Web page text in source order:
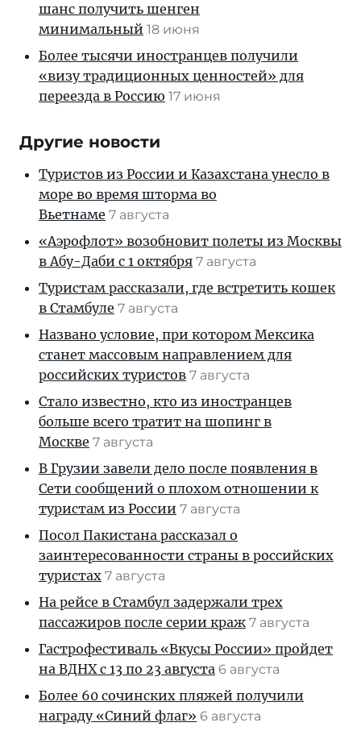
шанс получить шенген
минимальный 18 июня
Более тысячи иностранцев получили
«визу традиционных ценностей» для
переезда в Россию 17 июня
Другие новости
Туристов из России и Казахстана унесло в
море во время шторма во
Вьетнаме 7 августа
«Аэрофлот» возобновит полеты из Москвы
в Абу-Даби с 1 октября 7 августа
Туристам рассказали, где встретить кошек
в Стамбуле 7 августа
Названо условие, при котором Мексика
станет массовым направлением для
российских туристов 7 августа
Стало известно, кто из иностранцев
больше всего тратит на шопинг в
Москве 7 августа
В Грузии завели дело после появления в
Сети сообщений о плохом отношении к
туристам из России 7 августа
Посол Пакистана рассказал о
заинтересованности страны в российских
туристах 7 августа
На рейсе в Стамбул задержали трех
пассажиров после серии краж 7 августа
Гастрофестиваль «Вкусы России» пройдет
на ВДНХ с 13 по 23 августа 6 августа
Более 60 сочинских пляжей получили
награду «Синий флаг» 6 августа